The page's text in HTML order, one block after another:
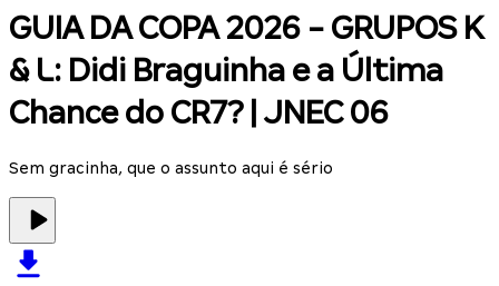
GUIA DA COPA 2026 - GRUPOS K
& L: Didi Braguinha e a Última
Chance do CR7? | JNEC 06
Sem gracinha, que o assunto aqui é sério